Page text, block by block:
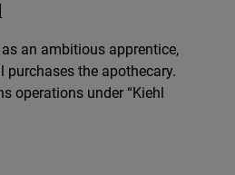
an ambitious apprentice,
purchases the apothecary.
operations under “Kiehl